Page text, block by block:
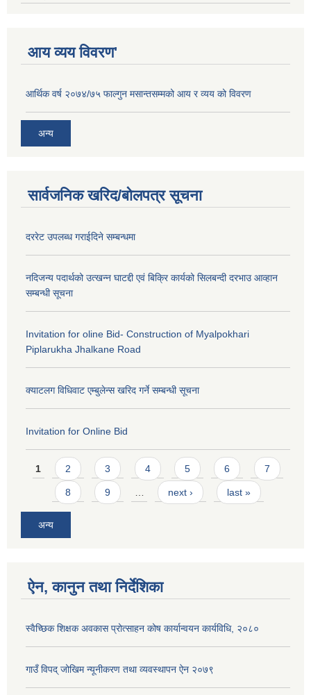
आय व्यय विवरण'
आर्थिक वर्ष २०७४/७५ फाल्गुन मसान्तसम्मको आय र व्यय को विवरण
अन्य
सार्वजनिक खरिद/बोलपत्र सूचना
दररेट उपलब्ध गराईदिने सम्बन्धमा
नदिजन्य पदार्थको उत्खन्न घाटद्दी एवं बिक्रि कार्यको सिलबन्दी दरभाउ आव्हान
सम्बन्धी सूचना
Invitation for oline Bid- Construction of Myalpokhari
Piplarukha Jhalkane Road
क्याटलग विधिवाट एम्बुलेन्स खरिद गर्ने सम्बन्धी सूचना
Invitation for Online Bid
Pages
1 2 3 4 5 6 7
8 9 … next › last »
अन्य
ऐन, कानुन तथा निर्देशिका
स्वैच्छिक शिक्षक अवकास प्रोत्साहन कोष कार्यान्वयन कार्यविधि, २०८०
गाउँ विपद् जोखिम न्यूनीकरण तथा व्यवस्थापन ऐन २०७९